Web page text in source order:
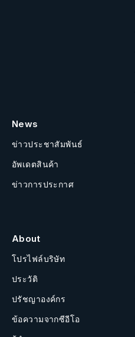
News
ข่าวประชาสัมพันธ์
อัพเดตสินค้า
ข่าวการประกาศ
About
โปรไฟล์บริษัท
ประวัติ
ปรัชญาองค์กร
ข้อความจากซีอีโอ